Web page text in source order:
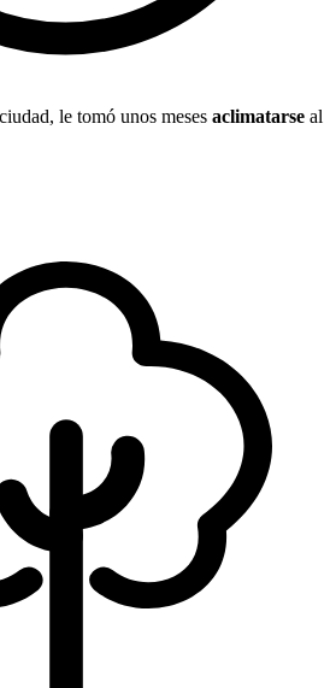
le tomó unos meses aclimatarse al